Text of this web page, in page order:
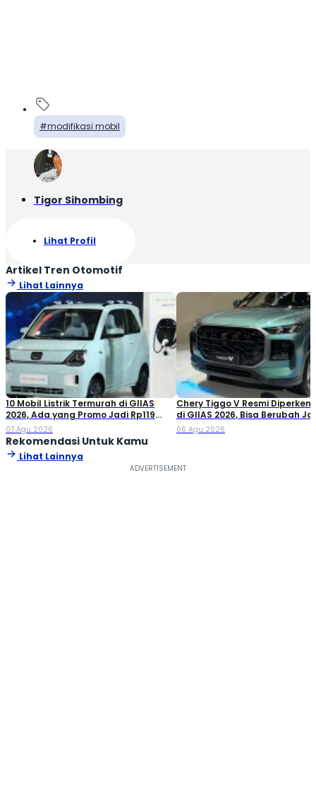
modifikasi mobil
Tigor Sihombing
Lihat Profil
Artikel Tren Otomotif
Lihat Lainnya
10 Mobil Listrik Termurah di GIIAS
2026, Ada yang Promo Jadi Rp119
Jutaan!
07 Agu 2026
Chery Tiggo V Resmi
di GIIAS 2026, Bisa Berubah
Double Cabin
06 Agu 2026
Rekomendasi Untuk Kamu
Lihat Lainnya